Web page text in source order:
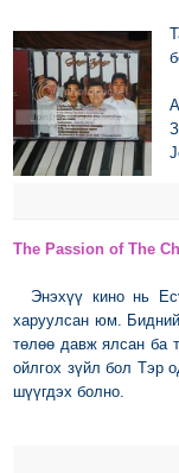
The Passion of The
Энэхүү кино нь
харуулсан юм.
төлөө давж ялсан ба
ойлгох зүйл бол Тэр
шүүгдэх болно.